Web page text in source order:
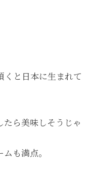
くと日本に生まれて
ら美味しそうじゃ
も満点。